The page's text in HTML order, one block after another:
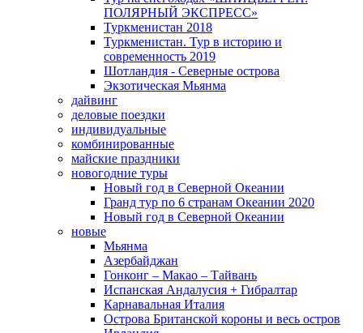
ПОЛЯРНЫЙ ЭКСПРЕСС»
Туркменистан 2018
Туркменистан. Тур в историю и
современность 2019
Шотландия - Северные острова
Экзотическая Мьянма
дайвинг
деловые поездки
индивидуальные
комбинированные
майские праздники
новогодние туры
Новый год в Северной Океании
Гранд тур по 6 странам Океании 2020
Новый год в Северной Океании
новые
Мьянма
Азербайджан
Гонконг – Макао – Тайвань
Испанская Андалусия + Гибралтар
Карнавальная Италия
Острова Британской короны и весь остров